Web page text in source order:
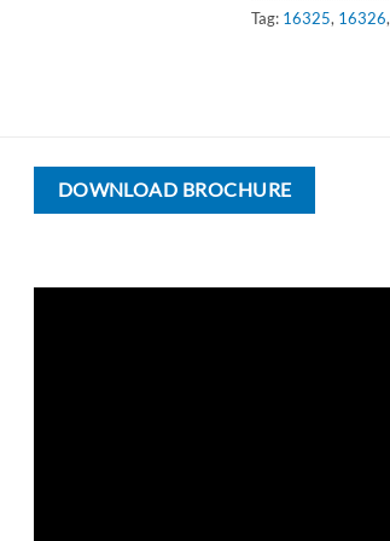
Tag: 16325, 16326,
DOWNLOAD BROCHURE